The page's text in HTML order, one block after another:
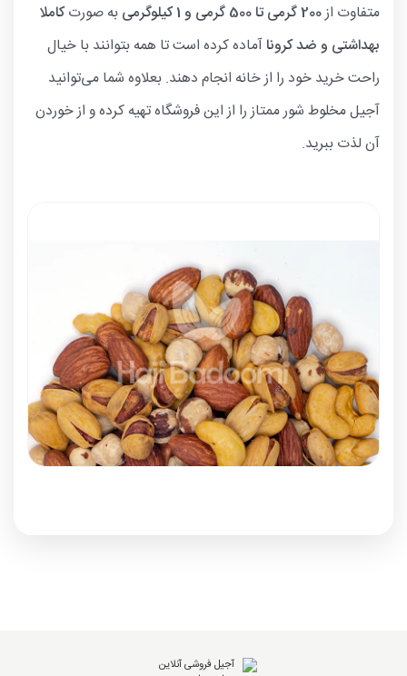
متفاوت از200 گرمی تا 500 گرمی و 1 کیلوگرمی به صورتکاملا
بهداشتی و ضد کروناآماده کرده است تا همه بتوانند با خیال
راحت خرید خود را از خانه انجام دهند. بعلاوه شما می‌توانید
آجیل مخلوط شور ممتاز را از این فروشگاه تهیه کرده و از خوردن
آن لذت ببرید.